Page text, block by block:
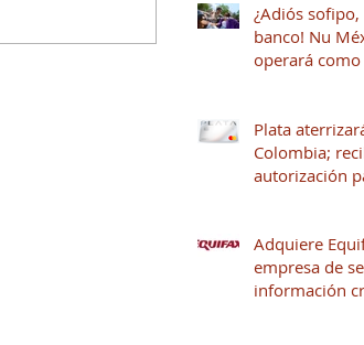
¿Adiós
banco! Nu
operará como
Plata
Colombia;
autorización
Adquiere
empresa de
información